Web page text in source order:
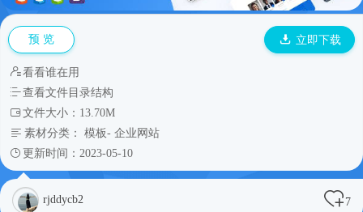
预 览 立即下载
看看谁在用
查看文件目录结构
文件大小：13.70M
素材分类： 模板- 企业网站
更新时间：2023-05-10
rjddycb2 7